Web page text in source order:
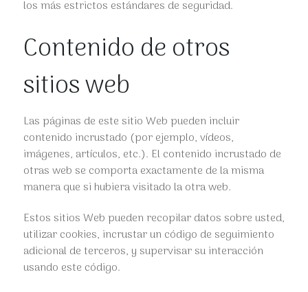
los más estrictos estándares de seguridad.
Contenido de otros
sitios web
Las páginas de este sitio Web pueden incluir
contenido incrustado (por ejemplo, vídeos,
imágenes, artículos, etc.). El contenido incrustado de
otras web se comporta exactamente de la misma
manera que si hubiera visitado la otra web.
Estos sitios Web pueden recopilar datos sobre usted,
utilizar cookies, incrustar un código de seguimiento
adicional de terceros, y supervisar su interacción
usando este código.